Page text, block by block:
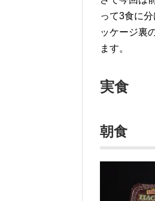
って3食に
ッケージ裏
ます。
実食
朝食